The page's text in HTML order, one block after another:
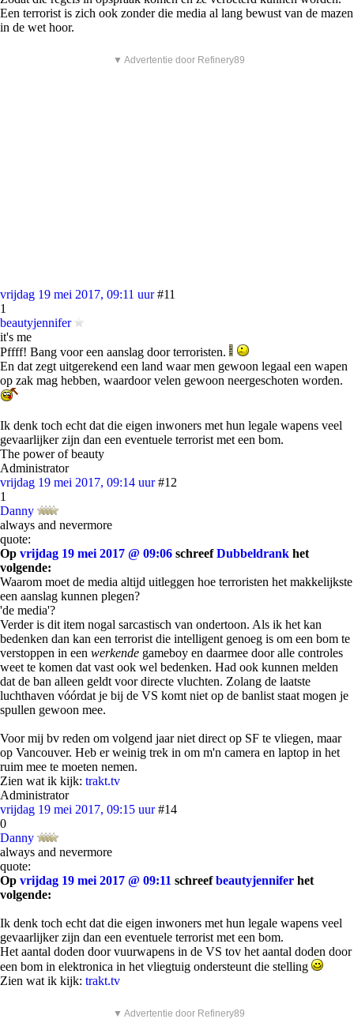
Een terrorist is zich ook zonder die media al lang bewust van de mazen
in de wet hoor.
▼ Advertentie door Refinery89
vrijdag 19 mei 2017, 09:11 uur #11
1
beautyjennifer
it's me
Pffff! Bang voor een aanslag door terroristen.
En dat zegt uitgerekend een land waar men gewoon legaal een wapen
op zak mag hebben, waardoor velen gewoon neergeschoten worden.
Ik denk toch echt dat die eigen inwoners met hun legale wapens veel
gevaarlijker zijn dan een eventuele terrorist met een bom.
The power of beauty
Administrator
vrijdag 19 mei 2017, 09:14 uur #12
1
Danny
always and nevermore
quote:
Op vrijdag 19 mei 2017 @ 09:06 schreefDubbeldrank het
volgende:
Waarom moet de media altijd uitleggen hoe terroristen het makkelijkste
een aanslag kunnen plegen?
'de media'?
Verder is dit item nogal sarcastisch van ondertoon. Als ik het kan
bedenken dan kan een terrorist die intelligent genoeg is om een bom te
verstoppen in een werkende gameboy en daarmee door alle controles
weet te komen dat vast ook wel bedenken. Had ook kunnen melden
dat de ban alleen geldt voor directe vluchten. Zolang de laatste
luchthaven vóórdat je bij de VS komt niet op de banlist staat mogen je
spullen gewoon mee.
Voor mij bv reden om volgend jaar niet direct op SF te vliegen, maar
op Vancouver. Heb er weinig trek in om m'n camera en laptop in het
ruim mee te moeten nemen.
Zien wat ik kijk: trakt.tv
Administrator
vrijdag 19 mei 2017, 09:15 uur #14
0
Danny
always and nevermore
quote:
Op vrijdag 19 mei 2017 @ 09:11 schreefbeautyjennifer het
volgende:
Ik denk toch echt dat die eigen inwoners met hun legale wapens veel
gevaarlijker zijn dan een eventuele terrorist met een bom.
Het aantal doden door vuurwapens in de VS tov het aantal doden door
een bom in elektronica in het vliegtuig ondersteunt die stelling
Zien wat ik kijk: trakt.tv
▼ Advertentie door Refinery89